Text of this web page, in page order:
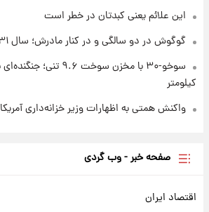
این علائم یعنی کبدتان در خطر است
گوگوش در دو سالگی و در کنار مادرش؛ سال ۱۳۳۱
کیلومتر
واکنش همتی به اظهارات وزیر خزانه‌داری آمریکا
صفحه خبر - وب گردی
اقتصاد ایران